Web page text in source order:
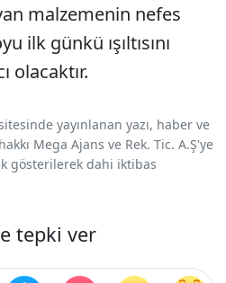
malzemenin nefes
ilk günkü ışıltısını
olacaktır.
yayınlanan yazı, haber ve
Mega Ajans ve Rek. Tic. A.Ş'ye
gösterilerek dahi iktibas
tepki ver